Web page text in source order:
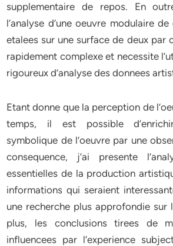
supplementaire de repos. En
l’analyse d’une oeuvre modulaire
etalees sur une surface de deux par
rapidement complexe et necessite
rigoureux d’analyse des donnees
Etant donne que la perception de
temps, il est possible
symbolique de l’oeuvre par une
consequence, j’ai presente
essentielles de la production
informations qui seraient
une recherche plus approfondie sur
plus, les conclusions tirees de
influencees par l’experience